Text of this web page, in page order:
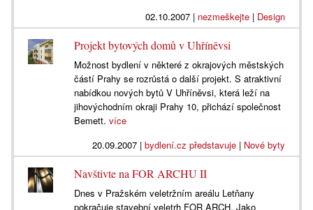
02.10.2007| nezmeškejte| Design
Projekt bytových domů v Uhříněvsi
Možnost bydlení v některé z okrajových městských
částí Prahy se rozrůstá o další projekt. S atraktivní
nabídkou nových bytů V Uhříněvsi, která leží na
jihovýchodním okraji Prahy 10, přichází společnost
Bemett.více
20.09.2007| bydlení.cz představuje| Nové byty
Navštivte na FOR ARCHU II
Dnes v Pražském veletržním areálu Letňany
pokračuje stavební veletrh FOR ARCH. Jako